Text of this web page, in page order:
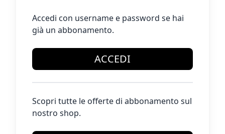
Accedi con username e password se hai
già un abbonamento.
ACCEDI
Scopri tutte le offerte di abbonamento sul
nostro shop.